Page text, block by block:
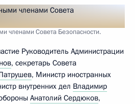
членами Совета Безопасности.
Руководитель Администрации
, секретарь Совета
, Министр иностранных
внутренних дел Владимир
Анатолий Сердюков,